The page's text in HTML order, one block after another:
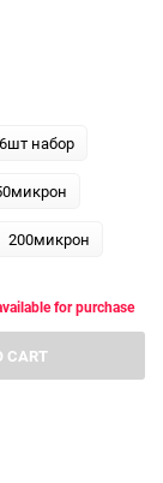
6шт набор
200микрон
for purchase
CART